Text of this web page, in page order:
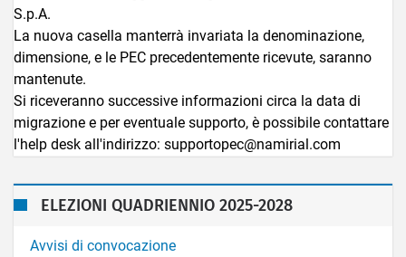
S.p.A.
La nuova casella manterrà invariata la denominazione,
dimensione, e le PEC precedentemente ricevute, saranno
mantenute.
Si riceveranno successive informazioni circa la data di
migrazione e per eventuale supporto, è possibile contattare
l'help desk all'indirizzo: supportopec@namirial.com
ELEZIONI QUADRIENNIO 2025-2028
Avvisi di convocazione